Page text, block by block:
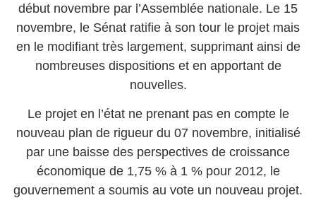
début novembre par l’Assemblée nationale. Le 15
novembre, le Sénat ratifie à son tour le projet mais
en le modifiant très largement, supprimant ainsi de
nombreuses dispositions et en apportant de
nouvelles.
Le projet en l’état ne prenant pas en compte le
nouveau plan de rigueur du 07 novembre, initialisé
par une baisse des perspectives de croissance
économique de 1,75 % à 1 % pour 2012, le
gouvernement a soumis au vote un nouveau projet.